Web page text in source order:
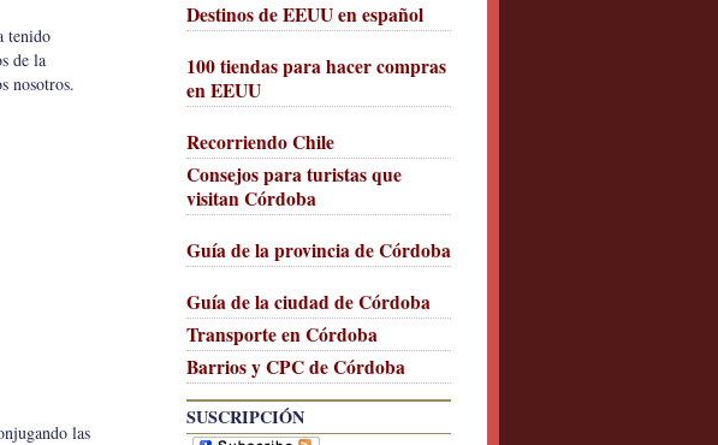
Destinos de EEUU en español
100 tiendas para hacer compras
en EEUU
Recorriendo Chile
Consejos para turistas que
visitan Córdoba
Guía de la provincia de Córdoba
Guía de la ciudad de Córdoba
Transporte en Córdoba
Barrios y CPC de Córdoba
SUSCRIPCIÓN
tenido
de la
nosotros.
las